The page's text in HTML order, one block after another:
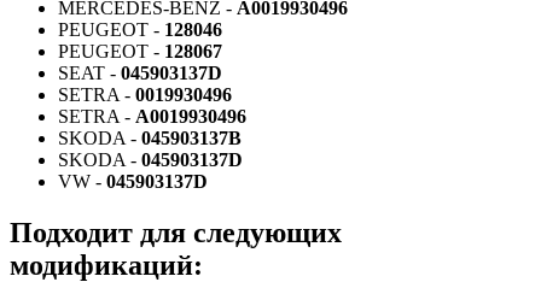
MERCEDES-BENZ - A0019930496
PEUGEOT - 128046
PEUGEOT - 128067
SEAT - 045903137D
SETRA - 0019930496
SETRA - A0019930496
SKODA - 045903137B
SKODA - 045903137D
VW - 045903137D
Подходит для следующих
модификаций: